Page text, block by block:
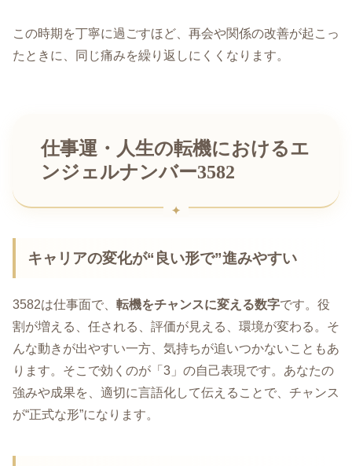
この時期を丁寧に過ごすほど、再会や関係の改善が起こっ
たときに、同じ痛みを繰り返しにくくなります。
仕事運・人生の転機におけるエ
ンジェルナンバー3582
キャリアの変化が“良い形で”進みやすい
3582は仕事面で、 転機をチャンスに変える数字です。役
割が増える、任される、評価が見える、環境が変わる。そ
んな動きが出やすい一方、気持ちが追いつかないこともあ
ります。そこで効くのが「3」の自己表現です。あなたの
強みや成果を、適切に言語化して伝えることで、チャンス
が“正式な形”になります。